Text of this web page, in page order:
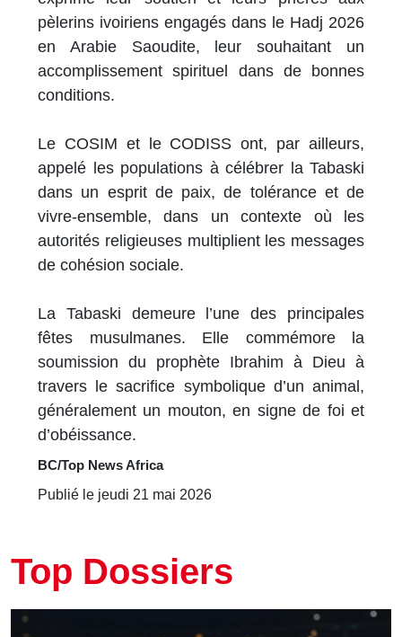
pèlerins ivoiriens engagés dans le Hadj 2026
en Arabie Saoudite, leur souhaitant un
accomplissement spirituel dans de bonnes
conditions.
Le COSIM et le CODISS ont, par ailleurs,
appelé les populations à célébrer la Tabaski
dans un esprit de paix, de tolérance et de
vivre-ensemble, dans un contexte où les
autorités religieuses multiplient les messages
de cohésion sociale.
La Tabaski demeure l’une des principales
fêtes musulmanes. Elle commémore la
soumission du prophète Ibrahim à Dieu à
travers le sacrifice symbolique d’un animal,
généralement un mouton, en signe de foi et
d’obéissance.
BC/Top News Africa
Publié le jeudi 21 mai 2026
Top Dossiers